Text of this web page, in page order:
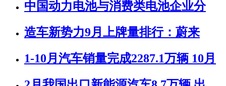
中国动力电池与消费类电池企业分
造车新势力9月上牌量排行：蔚来
1-10月汽车销量完成2287.1万辆 10月